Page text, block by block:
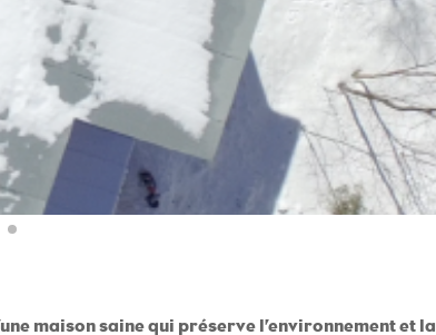
maison saine qui préserve l’environnement et la